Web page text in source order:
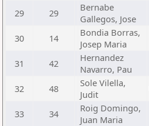
29 29
Bernabe
Gallegos, Jose
30 14
Bondia Borras,
Josep Maria
31
42
Hernandez
Navarro, Pau
32 48
Sole Vilella,
Judit
33 34
Roig Domingo,
Juan Maria